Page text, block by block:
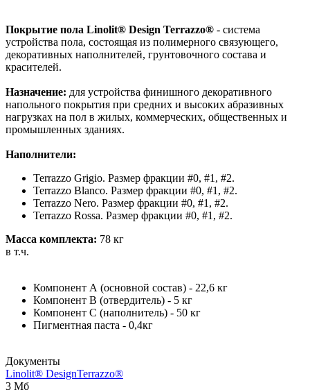
Покрытие пола Linolit® Design Terrazzo® - система
устройства пола, состоящая из полимерного связующего,
декоративных наполнителей, грунтовочного состава и
красителей.
Назначение: для устройства финишного декоративного
напольного покрытия при средних и высоких абразивных
нагрузках на пол в жилых, коммерческих, общественных и
промышленных зданиях.
Наполнители:
Terrazzo Grigio. Размер фракции #0, #1, #2.
Terrazzo Blanco. Размер фракции #0, #1, #2.
Terrazzo Nero. Размер фракции #0, #1, #2.
Terrazzo Rossa. Размер фракции #0, #1, #2.
Масса комплекта: 78 кг
в т.ч.
Компонент А (основной состав) - 22,6 кг
Компонент В (отвердитель) - 5 кг
Компонент С (наполнитель) - 50 кг
Пигментная паста - 0,4кг
Документы
Linolit® DesignTerrazzo®
3 Мб